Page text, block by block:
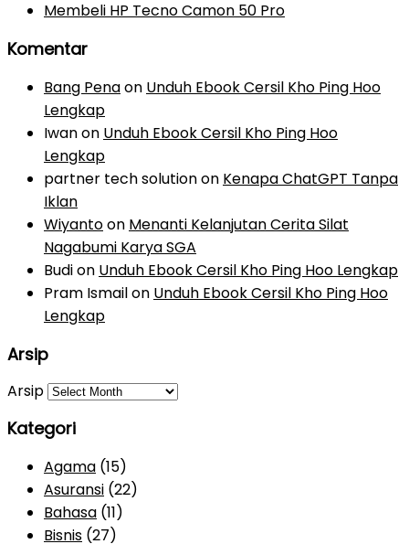
Membeli HP Tecno Camon 50 Pro
Komentar
Bang Penaon Unduh Ebook Cersil Kho Ping Hoo
Lengkap
Iwanon Unduh Ebook Cersil Kho Ping Hoo
Lengkap
partner tech solutionon Kenapa ChatGPT Tanpa
Iklan
Wiyantoon Menanti Kelanjutan Cerita Silat
Nagabumi Karya SGA
Budion Unduh Ebook Cersil Kho Ping Hoo Lengkap
Pram Ismailon Unduh Ebook Cersil Kho Ping Hoo
Lengkap
Arsip
Arsip
Kategori
Agama (15)
Asuransi (22)
Bahasa (11)
Bisnis (27)